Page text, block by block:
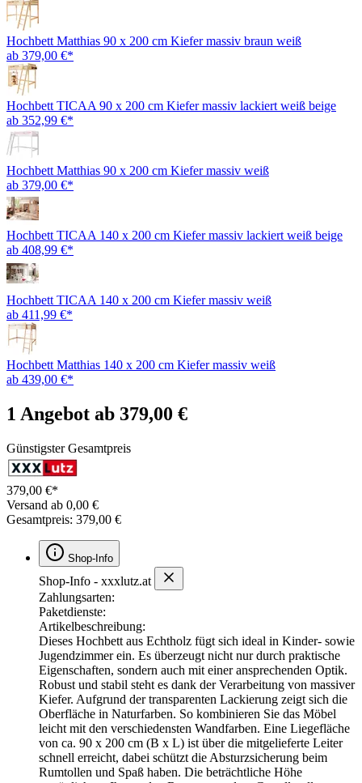
Hochbett Matthias 90 x 200 cm Kiefer massiv braun weiß
ab 379,00 €*
Hochbett TICAA 90 x 200 cm Kiefer massiv lackiert weiß beige
ab 352,99 €*
Hochbett Matthias 90 x 200 cm Kiefer massiv weiß
ab 379,00 €*
Hochbett TICAA 140 x 200 cm Kiefer massiv lackiert weiß beige
ab 408,99 €*
Hochbett TICAA 140 x 200 cm Kiefer massiv weiß
ab 411,99 €*
Hochbett Matthias 140 x 200 cm Kiefer massiv weiß
ab 439,00 €*
1 Angebot ab 379,00 €
Günstigster Gesamtpreis
379,00 €*
Versand ab 0,00 €
Gesamtpreis: 379,00 €
Shop-Info
Shop-Info - xxxlutz.at
Zahlungsarten:
Paketdienste:
Artikelbeschreibung:
Dieses Hochbett aus Echtholz fügt sich ideal in Kinder- sowie
Jugendzimmer ein. Es überzeugt nicht nur durch praktische
Eigenschaften, sondern auch mit einer ansprechenden Optik.
Robust und stabil steht es dank der Verarbeitung von massiver
Kiefer. Aufgrund der transparenten Lackierung zeigt sich die
Oberfläche in Naturfarben. So kombinieren Sie das Möbel
leicht mit den verschiedensten Wandfarben. Eine Liegefläche
von ca. 90 x 200 cm (B x L) ist über die mitgelieferte Leiter
schnell erreicht, dabei schützt die Absturzsicherung beim
Rumtollen und Spaß haben. Die beträchtliche Höhe